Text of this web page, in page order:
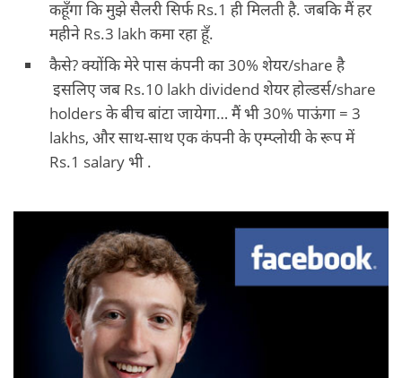
कहूँगा कि मुझे सैलरी सिर्फ Rs.1 ही मिलती है. जबकि मैं हर
महीने Rs.3 lakh कमा रहा हूँ.
कैसे? क्योंकि मेरे पास कंपनी का 30% शेयर/share है
इसलिए जब Rs.10 lakh dividend शेयर होल्डर्स/share
holders के बीच बांटा जायेगा… मैं भी 30% पाऊंगा = 3
lakhs, और साथ-साथ एक कंपनी के एम्प्लोयी के रूप में
Rs.1 salary भी .